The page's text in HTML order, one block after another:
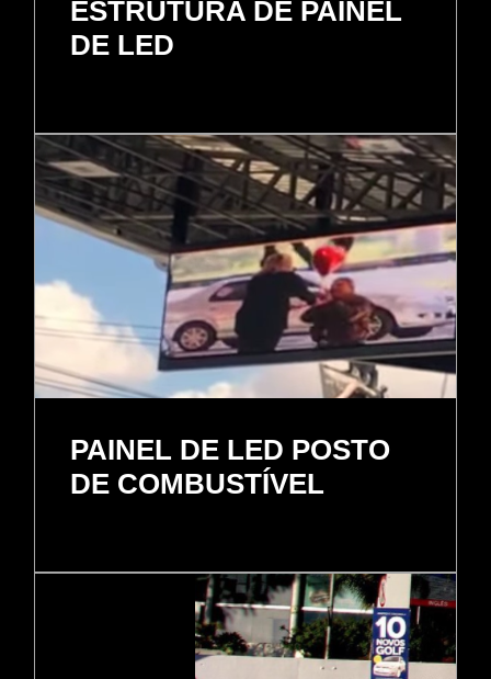
ESTRUTURA DE PAINEL
DE LED
PAINEL DE LED POSTO
DE COMBUSTÍVEL